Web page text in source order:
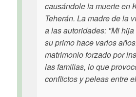
causándole la muerte en
Teherán. La madre de la
a las autoridades: "Mi
su primo hace varios
matrimonio forzado por
las familias, lo que
conflictos y peleas entre